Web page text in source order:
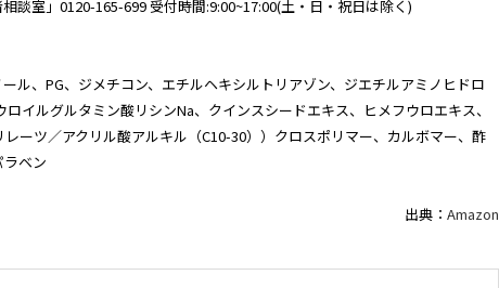
談室」0120-165-699 受付時間:9:00~17:00(土・日・祝日は除く)
ル、PG、ジメチコン、エチルヘキシルトリアゾン、ジエチルアミノヒドロ
イルグルタミン酸リシンNa、クインスシードエキス、ヒメフウロエキス、
ーツ／アクリル酸アルキル（C10-30））クロスポリマー、カルボマー、酢
ベン
出典： Amazon